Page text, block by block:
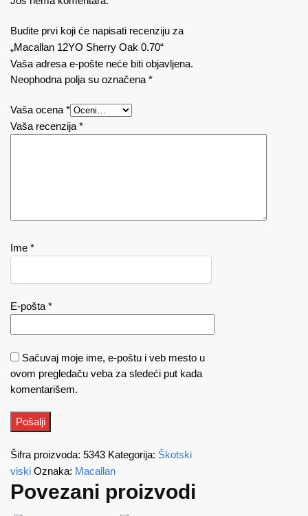
Budite prvi koji će napisati recenziju za
„Macallan 12YO Sherry Oak 0.70“
Vaša adresa e-pošte neće biti objavljena.
Neophodna polja su označena *
Vaša ocena*
Vaša recenzija*
Ime *
E-pošta*
Sačuvaj moje ime, e-poštu i veb mesto u
ovom pregledaču veba za sledeći put kada
komentarišem.
Šifra proizvoda: 5343 Kategorija: Škotski
viski Oznaka: Macallan
Povezani proizvodi